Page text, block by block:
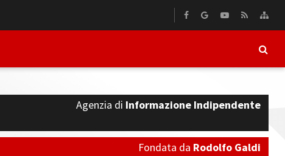
Agenzia di Informazione Indipendente
Fondata da Rodolfo Galdi